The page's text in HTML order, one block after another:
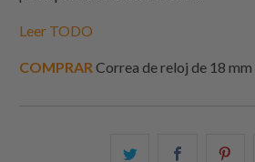
Leer TODO
COMPRAR Correa de reloj de 18
ComparteComparte